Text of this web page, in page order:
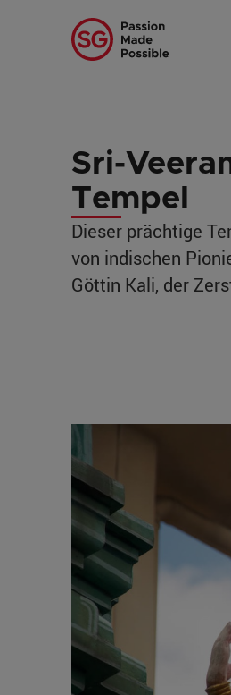
Sri-
Tempel
Dieser prächtige
von indischen
Göttin Kali, der